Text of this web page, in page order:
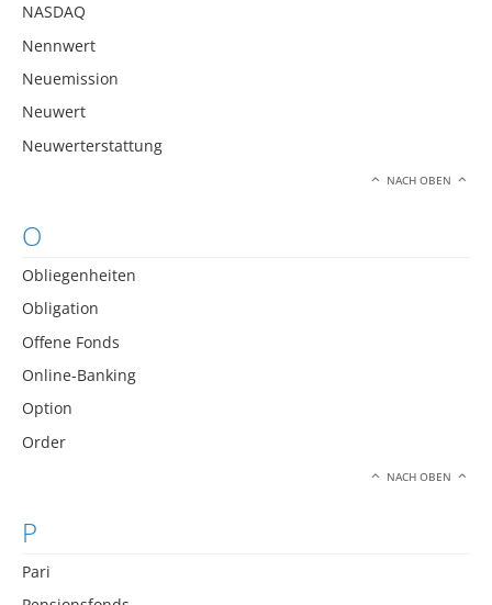
NASDAQ
Nennwert
Neuemission
Neuwert
Neuwerterstattung
NACH OBEN
O
Obliegenheiten
Obligation
Offene Fonds
Online-Banking
Option
Order
NACH OBEN
P
Pari